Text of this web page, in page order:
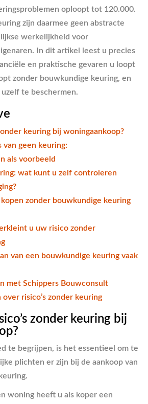
oploopt tot 120.000.
zijn daarmee geen abstracte
werkelijkheid voor
In dit artikel leest u precies
en praktische gevaren u loopt
zonder bouwkundige keuring, en
te beschermen.
keuring bij woningaankoop?
van geen keuring:
als voorbeeld
wat kunt u zelf controleren
zonder bouwkundige keuring
u uw risico zonder
van een bouwkundige keuring vaak
met Schippers Bouwconsult
risico’s zonder keuring
zonder keuring bij
te begrijpen, is het essentieel om te
plichten er zijn bij de aankoop van
woning heeft u als koper een